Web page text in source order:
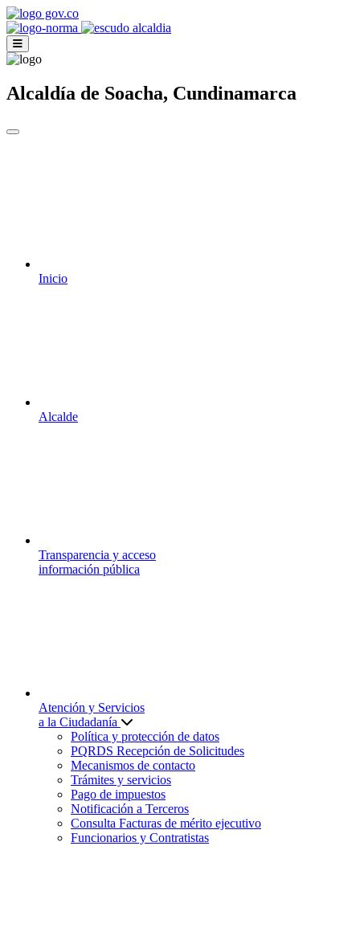
Alcaldía de Soacha, Cundinamarca
Inicio
Alcalde
Transparencia y acceso
información pública
Atención y Servicios
a la Ciudadanía
Política y protección de datos
PQRDS Recepción de Solicitudes
Mecanismos de contacto
Trámites y servicios
Pago de impuestos
Notificación a Terceros
Consulta Facturas de mérito ejecutivo
Funcionarios y Contratistas